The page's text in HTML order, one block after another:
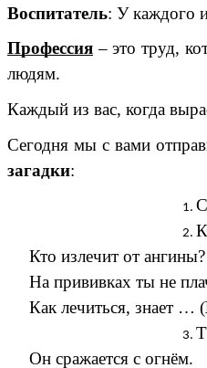
Воспитатель: У каждого
Профессия – это труд,
людям.
Каждый из вас, когда
Сегодня мы с вами
загадки:
Кто излечит от ангины?
На прививках ты не
Как лечиться, знает … (
Он сражается с огнём.